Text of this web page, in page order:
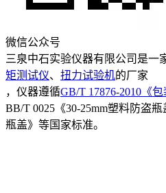
微信公众号
三泉中石实验仪器有限公司是一
矩测试仪、 扭力试验机的厂家
，仪器遵循GB/T 17876-2010《
BB/T 0025《30-25mm塑料防盗
瓶盖》等国家标准。